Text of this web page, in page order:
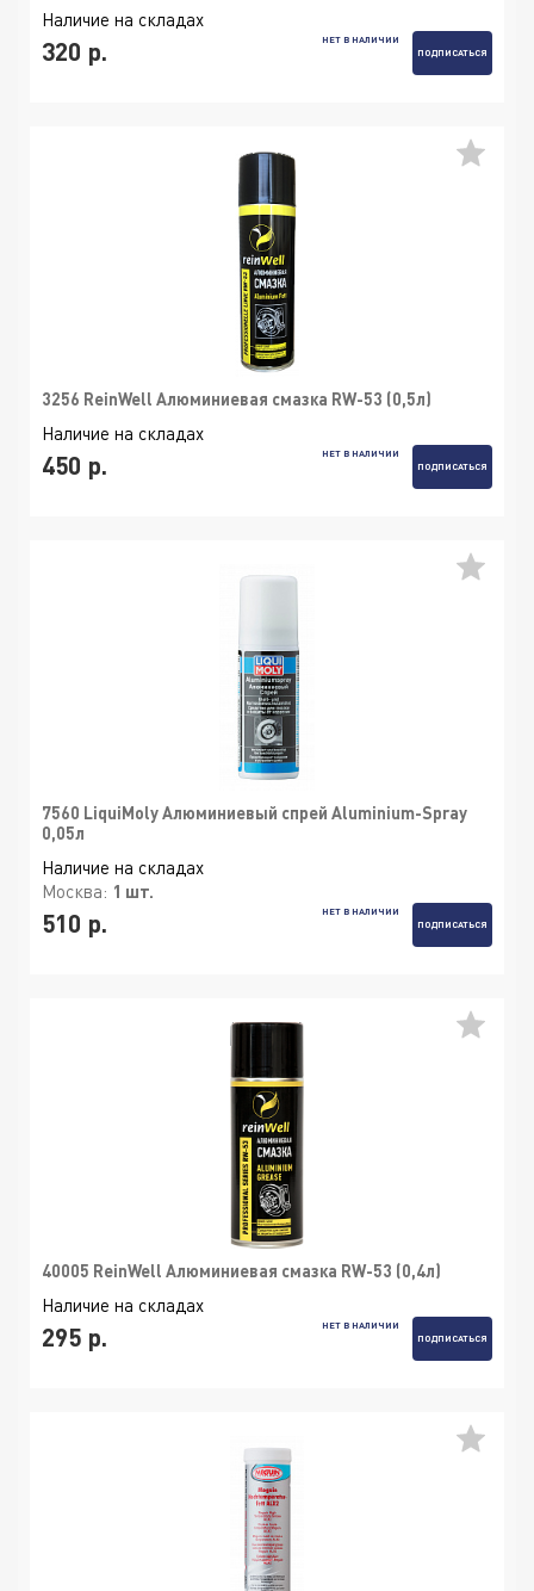
Наличие на складах
320 р.
НЕТ В НАЛИЧИИ
ПОДПИСАТЬСЯ
3256 ReinWell Алюминиевая смазка RW-53 (0,5л)
Наличие на складах
450 р.
НЕТ В НАЛИЧИИ
ПОДПИСАТЬСЯ
7560 LiquiMoly Алюминиевый спрей Aluminium-Spray
0,05л
Наличие на складах
Москва: 1 шт.
510 р.
НЕТ В НАЛИЧИИ
ПОДПИСАТЬСЯ
40005 ReinWell Алюминиевая смазка RW-53 (0,4л)
Наличие на складах
295 р.
НЕТ В НАЛИЧИИ
ПОДПИСАТЬСЯ